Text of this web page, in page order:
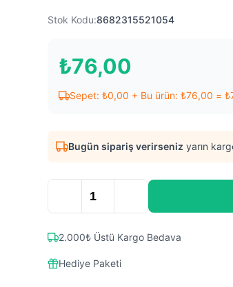
Stok Kodu:8682315521054
₺76,00
Sepet: ₺0,00 + Bu ürün: ₺76,00 = ₺
Bugün sipariş verirseniz yarın
2.000₺ Üstü Kargo Bedava
Hediye Paketi